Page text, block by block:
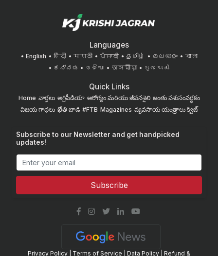
Languages
English हिंदी मराठी ਪੰਜਾਬੀ தமிழ் മലയാളം
বাংলা
ಕನ್ನಡ
ଓଡିଆ অসমীয়া ગુજરાતી
Quick Links
Home వార్తలు అగ్రిపీడియా ఆరోగ్యం మరియు జీవనశైలి జంతు పశుసంవర్ధకం
విజయ గాథలు ఖేతి బాడి #FTB Magazines వ్యవసాయ యంత్రాలు క్విజ్
Subscribe to our Newsletter and get handpicked
updates!
Subscribe
Privacy Policy Terms of Service Data Policy Refund &